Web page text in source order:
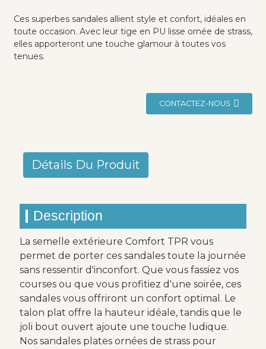
Ces superbes sandales allient style et confort, idéales en
toute occasion. Avec leur tige en PU lisse ornée de strass,
elles apporteront une touche glamour à toutes vos
tenues.
CONTACTEZ-NOUS
Détails Du Produit
Description
La semelle extérieure Comfort TPR vous
permet de porter ces sandales toute la journée
sans ressentir d'inconfort. Que vous fassiez vos
courses ou que vous profitiez d'une soirée, ces
sandales vous offriront un confort optimal. Le
talon plat offre la hauteur idéale, tandis que le
joli bout ouvert ajoute une touche ludique.
Nos sandales plates ornées de strass pour